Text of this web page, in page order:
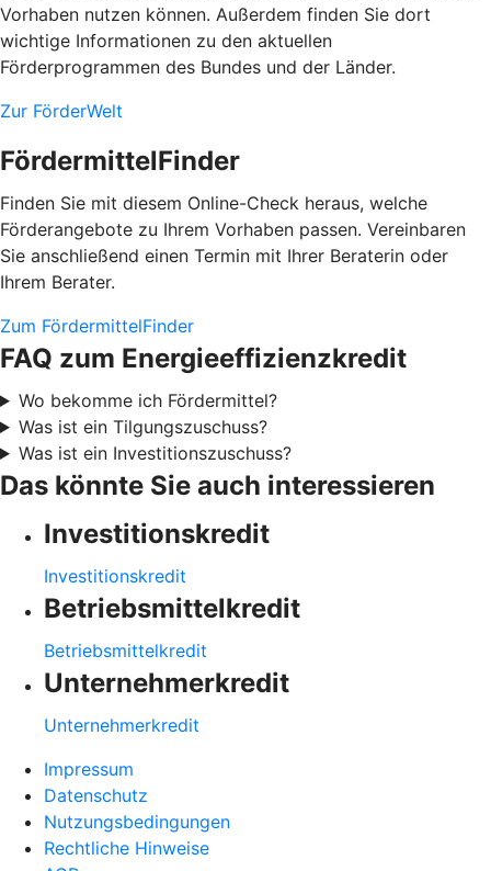
Vorhaben nutzen können. Außerdem finden Sie dort
wichtige Informationen zu den aktuellen
Förderprogrammen des Bundes und der Länder.
Zur FörderWelt
FördermittelFinder
Finden Sie mit diesem Online-Check heraus, welche
Förderangebote zu Ihrem Vorhaben passen. Vereinbaren
Sie anschließend einen Termin mit Ihrer Beraterin oder
Ihrem Berater.
Zum FördermittelFinder
FAQ zum Energieeffizienzkredit
Wo bekomme ich Fördermittel?
Was ist ein Tilgungszuschuss?
Was ist ein Investitionszuschuss?
Das könnte Sie auch interessieren
Investitionskredit
Investitionskredit
Betriebsmittelkredit
Betriebsmittelkredit
Unternehmerkredit
Unternehmerkredit
Impressum
Datenschutz
Nutzungsbedingungen
Rechtliche Hinweise